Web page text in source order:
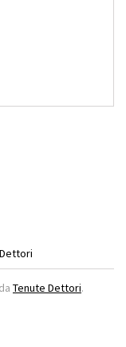
Tenute Dettori.